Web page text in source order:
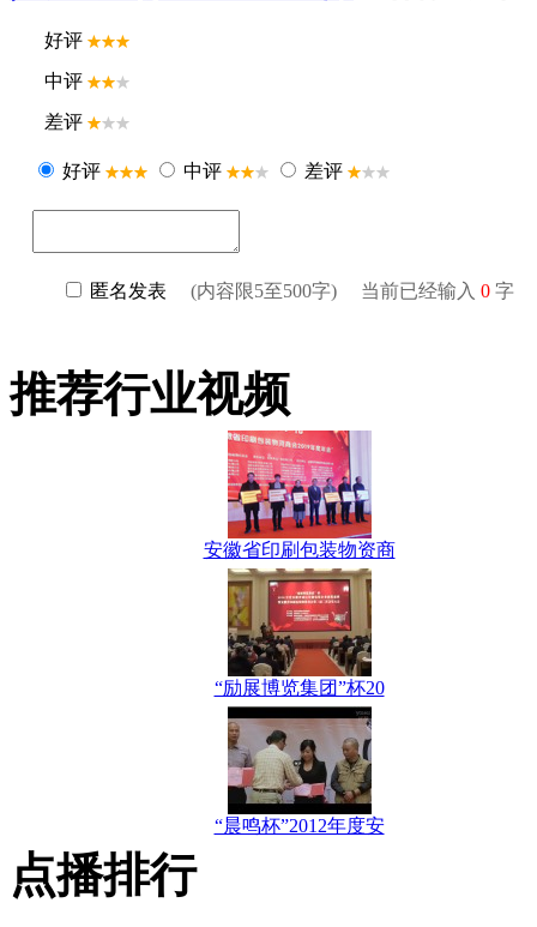
推荐行业视频
安徽省印刷包装物资商
“励展博览集团”杯20
“晨鸣杯”2012年度安
点播排行